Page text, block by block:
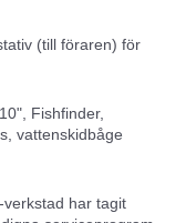
(till föraren) för
Fishfinder,
vattenskidbåge
har tagit